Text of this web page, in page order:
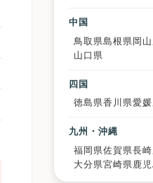
中国
鳥取県島根県 岡
山口県
四国
徳島県香川県愛
九州・沖縄
福岡県佐賀県長崎
大分県宮崎県 鹿